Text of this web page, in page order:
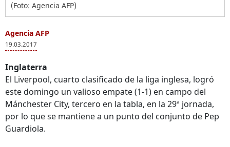
(Foto: Agencia AFP)
Agencia AFP
19.03.2017
Inglaterra
El Liverpool, cuarto clasificado de la liga inglesa, logró
este domingo un valioso empate (1-1) en campo del
Mánchester City, tercero en la tabla, en la 29ª jornada,
por lo que se mantiene a un punto del conjunto de Pep
Guardiola.